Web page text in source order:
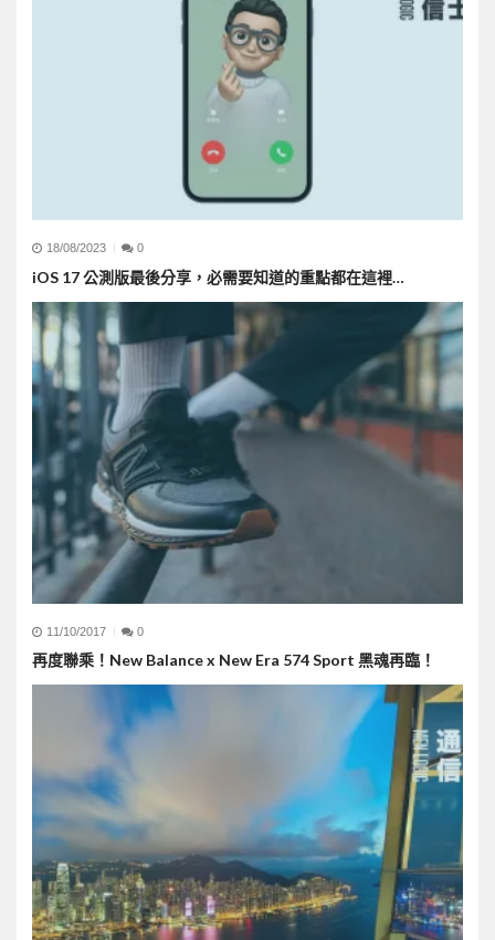
18/08/2023 0
iOS 17 公測版最後分享，必需要知道的重點都在這裡…
11/10/2017 0
再度聯乘！New Balance x New Era 574 Sport 黑魂再臨！